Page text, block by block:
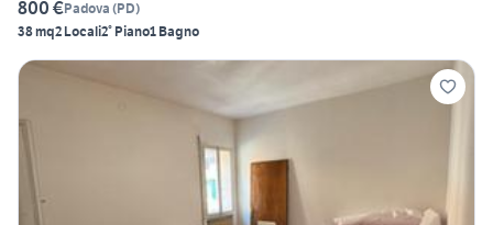
800 €Padova (PD)
38 mq2 Locali2° Piano1 Bagno